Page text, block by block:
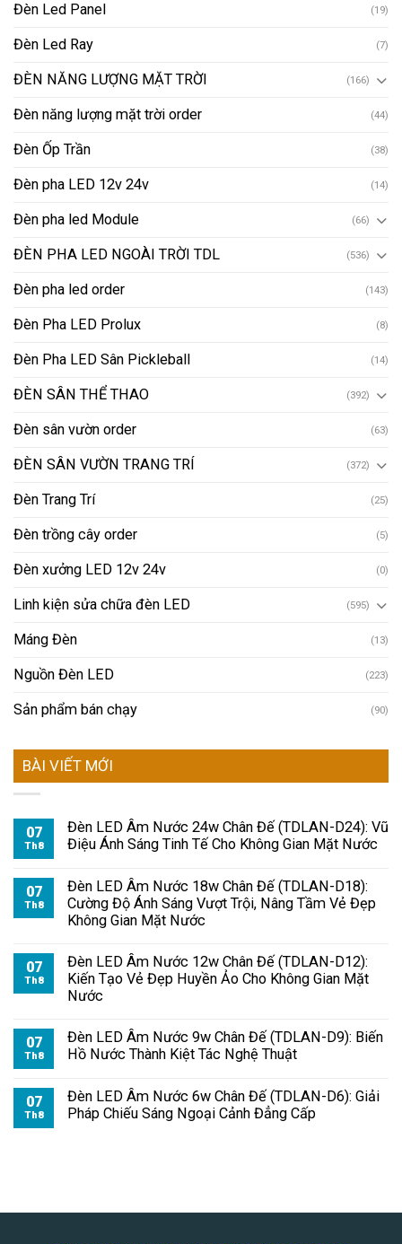
Đèn Led Panel (19)
Đèn Led Ray (7)
ĐÈN NĂNG LƯỢNG MẶT TRỜI (166)
Đèn năng lượng mặt trời order (44)
Đèn Ốp Trần (38)
Đèn pha LED 12v 24v (14)
Đèn pha led Module (66)
ĐÈN PHA LED NGOÀI TRỜI TDL (536)
Đèn pha led order (143)
Đèn Pha LED Prolux (8)
Đèn Pha LED Sân Pickleball (14)
ĐÈN SÂN THỂ THAO (392)
Đèn sân vườn order (63)
ĐÈN SÂN VƯỜN TRANG TRÍ (372)
Đèn Trang Trí (25)
Đèn trồng cây order (5)
Đèn xưởng LED 12v 24v (0)
Linh kiện sửa chữa đèn LED (595)
Máng Đèn (13)
Nguồn Đèn LED (223)
Sản phẩm bán chạy (90)
BÀI VIẾT MỚI
07
Th8
Đèn LED Âm Nước 24w Chân Đế (TDLAN-D24): Vũ
Điệu Ánh Sáng Tinh Tế Cho Không Gian Mặt Nước
07
Th8
Đèn LED Âm Nước 18w Chân Đế (TDLAN-D18):
Cường Độ Ánh Sáng Vượt Trội, Nâng Tầm Vẻ Đẹp
Không Gian Mặt Nước
07
Th8
Đèn LED Âm Nước 12w Chân Đế (TDLAN-D12):
Kiến Tạo Vẻ Đẹp Huyền Ảo Cho Không Gian Mặt
Nước
07
Th8
Đèn LED Âm Nước 9w Chân Đế (TDLAN-D9): Biến
Hồ Nước Thành Kiệt Tác Nghệ Thuật
07
Th8
Đèn LED Âm Nước 6w Chân Đế (TDLAN-D6): Giải
Pháp Chiếu Sáng Ngoại Cảnh Đẳng Cấp